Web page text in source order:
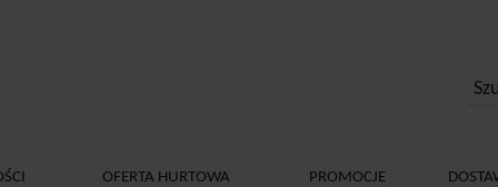
OFERTA HURTOWA PROMOCJE